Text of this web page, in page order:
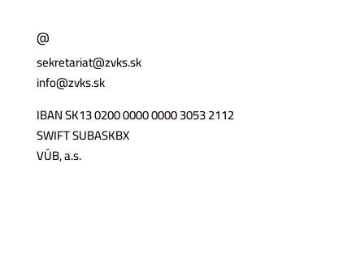
@
sekretariat@zvks.sk
info@zvks.sk
IBAN SK13 0200 0000 0000 3053 2112
SWIFT SUBASKBX
VÚB, a.s.